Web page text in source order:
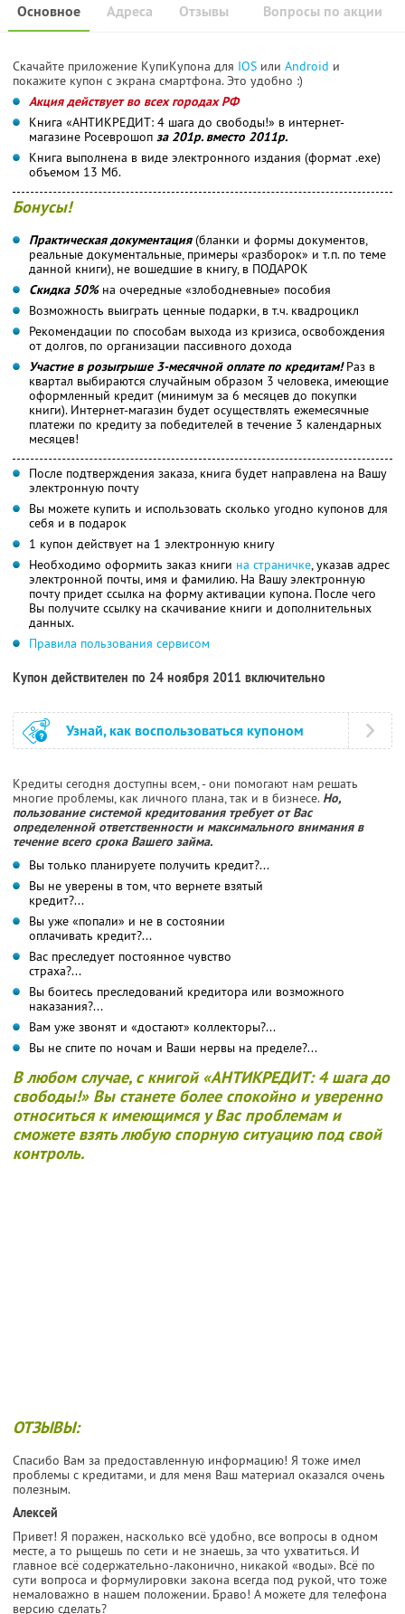
Основное Отзывы Вопросы по акции
Адреса
Скачайте приложение КупиКупона для IOS или Android и
покажите купон с экрана смартфона. Это удобно :)
Акция действует во всех городах РФ
Книга «АНТИКРЕДИТ: 4 шага до свободы!» в интернет-
магазине Росеврошоп за 201р. вместо 2011р.
Книга выполнена в виде электронного издания (формат .exe)
объемом 13 Мб.
Бонусы!
Практическая документация(бланки и формы документов,
реальные документальные, примеры «разборок» и т.п. по теме
данной книги), не вошедшие в книгу, в ПОДАРОК
Скидка 50%на очередные «злободневные» пособия
Возможность выиграть ценные подарки, в т.ч. квадроцикл
Рекомендации по способам выхода из кризиса, освобождения
от долгов, по организации пассивного дохода
Участие в розыгрыше 3-месячной оплате по кредитам!Раз в
квартал выбираются случайным образом 3 человека, имеющие
оформленный кредит (минимум за 6 месяцев до покупки
книги). Интернет-магазин будет осуществлять ежемесячные
платежи по кредиту за победителей в течение 3 календарных
месяцев!
После подтверждения заказа, книга будет направлена на Вашу
электронную почту
Вы можете купить и использовать сколько угодно купонов для
себя и в подарок
1 купон действует на 1 электронную книгу
Необходимо оформить заказ книги на страничке, указав адрес
электронной почты, имя и фамилию. На Вашу электронную
почту придет ссылка на форму активации купона. После чего
Вы получите ссылку на скачивание книги и дополнительных
данных.
Правила пользования сервисом
Купон действителен по 24 ноября 2011 включительно
Узнай, как воспользоваться купоном
Кредиты сегодня доступны всем, - они помогают нам решать
многие проблемы, как личного плана, так и в бизнесе. Но,
пользование системой кредитования требует от Вас
определенной ответственности и максимального внимания в
течение всего срока Вашего займа.
Вы только планируете получить кредит?...
Вы не уверены в том, что вернете взятый
кредит?...
Вы уже «попали» и не в состоянии
оплачивать кредит?...
Вас преследует постоянное чувство
страха?...
Вы боитесь преследований кредитора или возможного
наказания?...
Вам уже звонят и «достают» коллекторы?...
Вы не спите по ночам и Ваши нервы на пределе?...
В любом случае, с книгой «АНТИКРЕДИТ: 4 шага до
свободы!» Вы станете более спокойно и уверенно
относиться к имеющимся у Вас проблемам и
сможете взять любую спорную ситуацию под свой
контроль.
ОТЗЫВЫ:
Спасибо Вам за предоставленную информацию! Я тоже имел
проблемы с кредитами, и для меня Ваш материал оказался очень
полезным.
Алексей
Привет! Я поражен, насколько всё удобно, все вопросы в одном
месте, а то рыщешь по сети и не знаешь, за что ухватиться. И
главное всё содержательно-лаконично, никакой «воды». Всё по
сути вопроса и формулировки закона всегда под рукой, что тоже
немаловажно в нашем положении. Браво! А можете для телефона
версию сделать?